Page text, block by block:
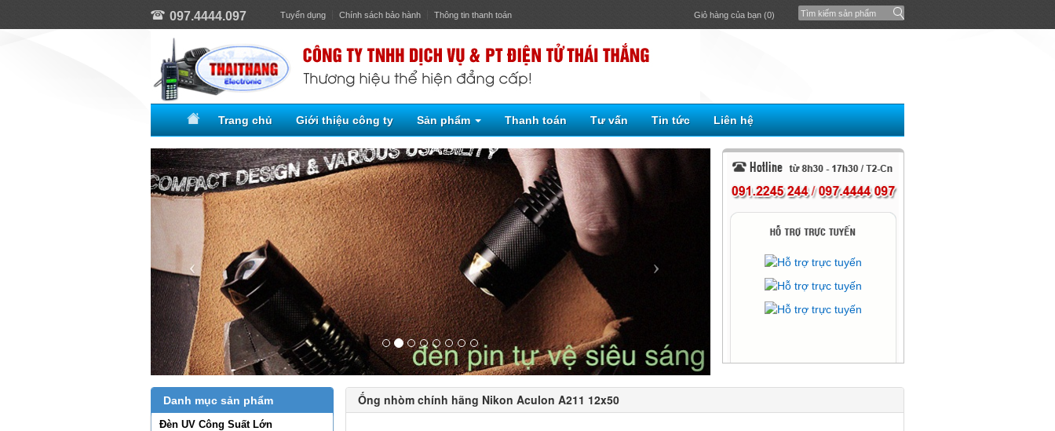
097.4444.097 Tuyển dụng Chính sách bảo hành Thông tin thanh toán Giỏ hàng của bạn (0)
Trang chủ Giới thiệu công ty Sản phẩm Thanh toán Tư vấn Tin tức Liên hệ
Danh mục sản phẩm
Đèn UV Công Suất Lớn
Ống nhòm chính hãng Nikon Aculon A211 12x50